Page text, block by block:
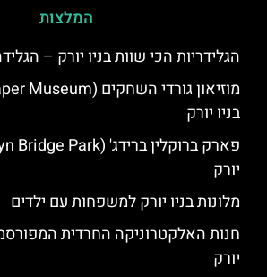
המלצות
הגלידריות הכי שוות בניו יורק –
בניו יורק
יורק
מלונות בניו יורק למשפחות עם ילדים
יורק